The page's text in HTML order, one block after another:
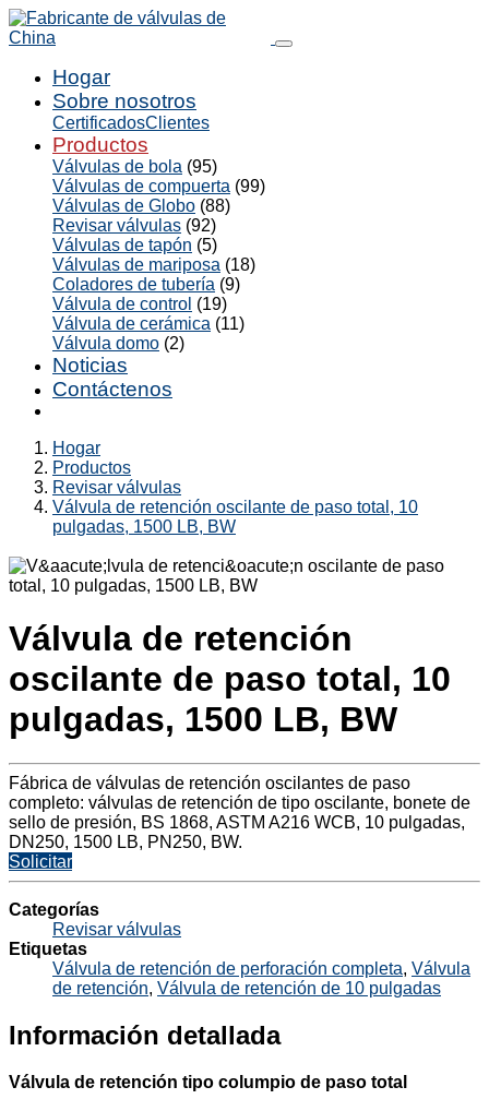
Hogar
Sobre nosotros
CertificadosClientes
Productos
Válvulas de bola (95)
Válvulas de compuerta (99)
Válvulas de Globo (88)
Revisar válvulas (92)
Válvulas de tapón (5)
Válvulas de mariposa (18)
Coladores de tubería (9)
Válvula de control (19)
Válvula de cerámica (11)
Válvula domo (2)
Noticias
Contáctenos
Hogar
Productos
Revisar válvulas
Válvula de retención oscilante de paso total, 10
pulgadas, 1500 LB, BW
Válvula de retención
oscilante de paso total, 10
pulgadas, 1500 LB, BW
Fábrica de válvulas de retención oscilantes de paso
completo: válvulas de retención de tipo oscilante, bonete de
sello de presión, BS 1868, ASTM A216 WCB, 10 pulgadas,
DN250, 1500 LB, PN250, BW.
Solicitar
Categorías
Revisar válvulas
Etiquetas
Válvula de retención de perforación completa, Válvula
de retención, Válvula de retención de 10 pulgadas
Información detallada
Válvula de retención tipo columpio de paso total